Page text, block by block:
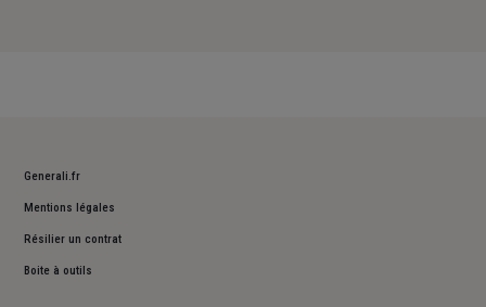
Generali.fr
Mentions légales
Résilier un contrat
Boite à outils